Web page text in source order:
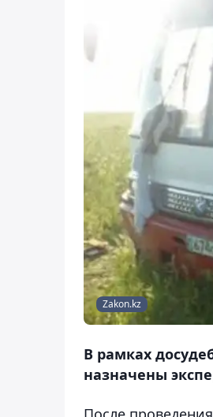
Zakon.kz
В рамках
назначены